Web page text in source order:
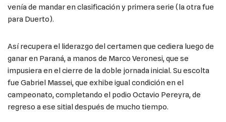
venía de mandar en clasificación y primera serie (la otra fue
para Duerto).
Así recupera el liderazgo del certamen que cediera luego de
ganar en Paraná, a manos de Marco Veronesi, que se
impusiera en el cierre de la doble jornada inicial. Su escolta
fue Gabriel Massei, que exhibe igual condición en el
campeonato, completando el podio Octavio Pereyra, de
regreso a ese sitial después de mucho tiempo.